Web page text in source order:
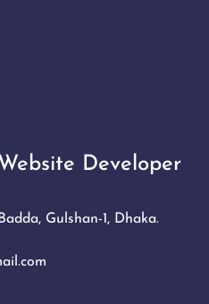
Developer
Gulshan-1, Dhaka.